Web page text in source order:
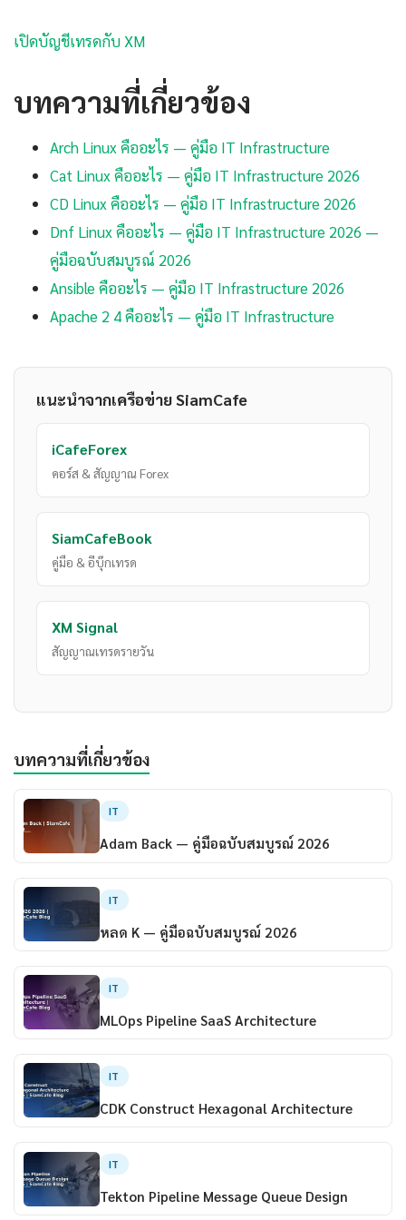
เปิดบัญชีเทรดกับ XM
บทความที่เกี่ยวข้อง
Arch Linux คืออะไร — คู่มือ IT Infrastructure
Cat Linux คืออะไร — คู่มือ IT Infrastructure 2026
CD Linux คืออะไร — คู่มือ IT Infrastructure 2026
Dnf Linux คืออะไร — คู่มือ IT Infrastructure 2026 —
คู่มือฉบับสมบูรณ์ 2026
Ansible คืออะไร — คู่มือ IT Infrastructure 2026
Apache 2 4 คืออะไร — คู่มือ IT Infrastructure
แนะนำจากเครือข่าย SiamCafe
iCafeForex
คอร์ส & สัญญาณ Forex
SiamCafeBook
คู่มือ & อีบุ๊กเทรด
XM Signal
สัญญาณเทรดรายวัน
บทความที่เกี่ยวข้อง
IT
Adam Back — คู่มือฉบับสมบูรณ์ 2026
IT
หลด K — คู่มือฉบับสมบูรณ์ 2026
IT
MLOps Pipeline SaaS Architecture
IT
CDK Construct Hexagonal Architecture
IT
Tekton Pipeline Message Queue Design